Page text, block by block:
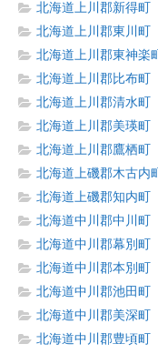
北海道上川郡新得町
北海道上川郡東川町
北海道上川郡東神楽町
北海道上川郡比布町
北海道上川郡清水町
北海道上川郡美瑛町
北海道上川郡鷹栖町
北海道上磯郡木古内町
北海道上磯郡知内町
北海道中川郡中川町
北海道中川郡幕別町
北海道中川郡本別町
北海道中川郡池田町
北海道中川郡美深町
北海道中川郡豊頃町